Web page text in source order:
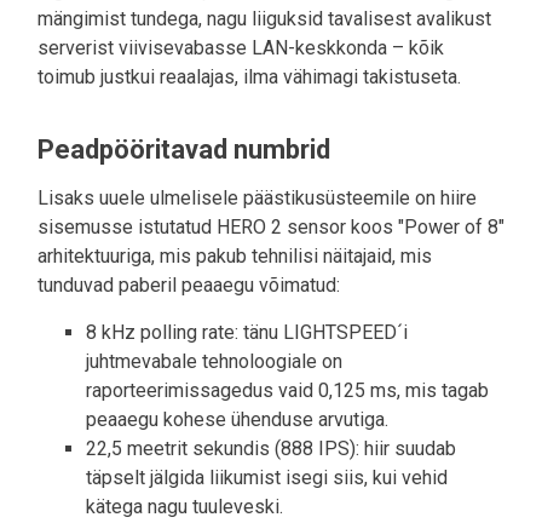
mängimist tundega, nagu liiguksid tavalisest avalikust
serverist viivisevabasse LAN-keskkonda – kõik
toimub justkui reaalajas, ilma vähimagi takistuseta.
Peadpööritavad numbrid
Lisaks uuele ulmelisele päästikusüsteemile on hiire
sisemusse istutatud HERO 2 sensor koos "Power of 8"
arhitektuuriga, mis pakub tehnilisi näitajaid, mis
tunduvad paberil peaaegu võimatud:
8 kHz polling rate: tänu LIGHTSPEED´i
juhtmevabale tehnoloogiale on
raporteerimissagedus vaid 0,125 ms, mis tagab
peaaegu kohese ühenduse arvutiga.
22,5 meetrit sekundis (888 IPS): hiir suudab
täpselt jälgida liikumist isegi siis, kui vehid
kätega nagu tuuleveski.